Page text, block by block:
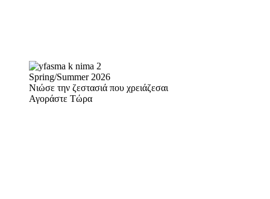
Spring/Summer 2026
Νιώσε την ζεστασιά που χρειάζεσαι
Αγοράστε Τώρα